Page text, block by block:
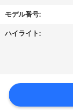
わ
た
ち
モデル番号:
ハイライト: